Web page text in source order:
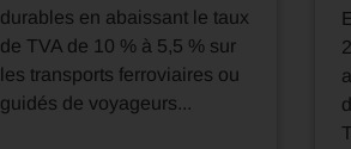
durables en abaissant le taux
de TVA de 10 % à 5,5 % sur
les transports ferroviaires ou
guidés de voyageurs...